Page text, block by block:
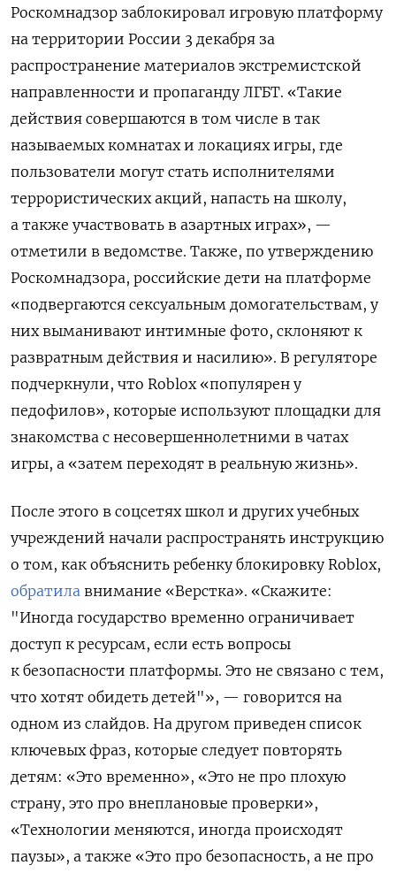
Роскомнадзор заблокировал игровую платформу
на территории России 3 декабря за
распространение материалов экстремистской
направленности и пропаганду ЛГБТ. «Такие
действия совершаются в том числе в так
называемых комнатах и локациях игры, где
пользователи могут стать исполнителями
террористических акций, напасть на школу,
а также участвовать в азартных играх», —
отметили в ведомстве. Также, по утверждению
Роскомнадзора, российские дети на платформе
«подвергаются сексуальным домогательствам, у
них выманивают интимные фото, склоняют к
развратным действия и насилию». В регуляторе
подчеркнули, что Roblox «популярен у
педофилов», которые используют площадки для
знакомства с несовершеннолетними в чатах
игры, а «затем переходят в реальную жизнь».
После этого в соцсетях школ и других учебных
учреждений начали распространять инструкцию
о том, как объяснить ребенку блокировку Roblox,
обратила внимание «Верстка». «Скажите:
"Иногда государство временно ограничивает
доступ к ресурсам, если есть вопросы
к безопасности платформы. Это не связано с тем,
что хотят обидеть детей"», — говорится на
одном из слайдов. На другом приведен список
ключевых фраз, которые следует повторять
детям: «Это временно», «Это не про плохую
страну, это про внеплановые проверки»,
«Технологии меняются, иногда происходят
паузы», а также «Это про безопасность, а не про